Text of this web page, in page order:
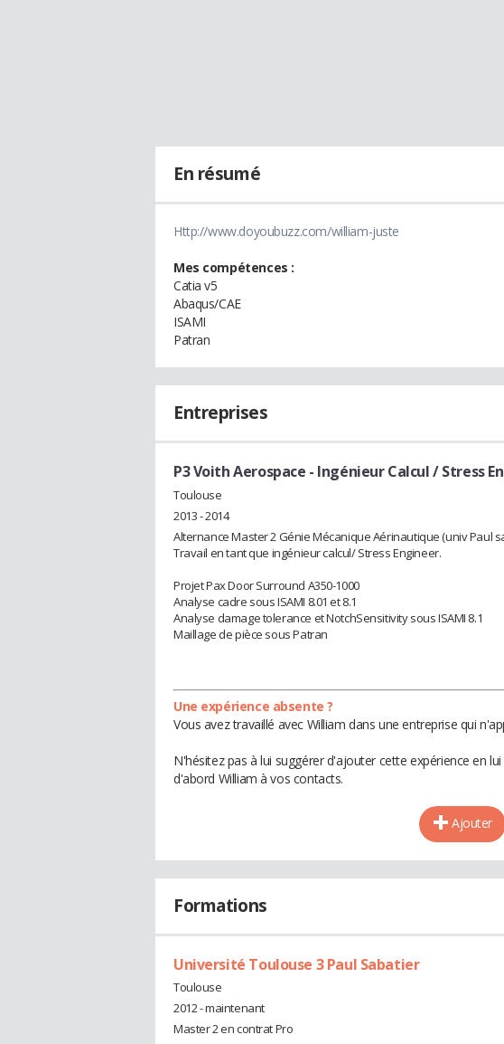
En résumé
Http://www.doyoubuzz.com/william-juste
Mes compétences :
Catia v5
Abaqus/CAE
ISAMI
Patran
Entreprises
P3 Voith Aerospace - Ingénieur Calcul / Stress
Toulouse
2013 - 2014
Alternance Master 2 Génie Mécanique Aérinautique (univ Paul
Travail en tant que ingénieur calcul/ Stress Engineer.
Projet Pax Door Surround A350-1000
Analyse cadre sous ISAMI 8.01 et 8.1
Analyse damage tolerance et NotchSensitivity sous ISAMI 8.1
Maillage de pièce sous Patran
Une expérience absente ?
Vous avez travaillé avec William dans une entreprise qui
N'hésitez pas à lui suggérer d'ajouter cette expérience en
d'abord William à vos contacts.
Ajouter
Formations
Université Toulouse 3 Paul Sabatier
Toulouse
2012 - maintenant
Master 2 en contrat Pro